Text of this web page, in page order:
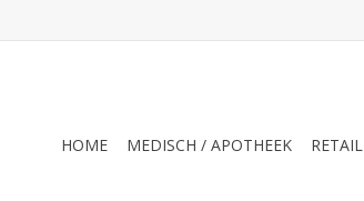
HOME MEDISCH / APOTHEEK RETAIL